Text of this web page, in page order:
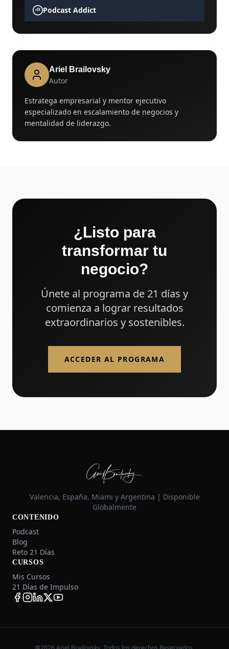
Podcast Addict
Ariel Brailovsky
Autor
Estratega empresarial y mentor ejecutivo
especializado en escalamiento de negocios y
mentalidad de liderazgo.
¿Listo para
transformar tu
negocio?
Únete al programa de 21 días y
comienza a lograr resultados
extraordinarios y sostenibles.
ACCEDER AL PROGRAMA
Valencia, España, Miami y Argentina | Disponible
Globalmente
CONTENIDO
Podcast
Blog
Reto 21 Días
CURSOS
Mis Cursos
21 Días de Impulso